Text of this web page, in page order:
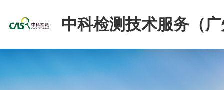
中科检测技术服务（
份有限公司